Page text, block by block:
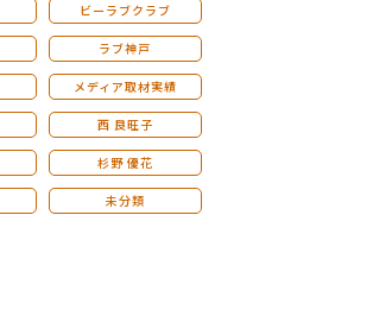
ビーラブクラブ
ラブ神戸
メディア取材実績
西 良旺子
杉野 優花
未分類